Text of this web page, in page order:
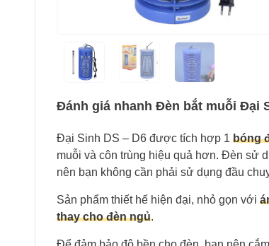
Đánh giá nhanh Đèn bắt muỗi Đại
Đại Sinh DS – D6 được tích hợp 1 bóng
muỗi và côn trùng hiệu quả hơn. Đèn sử
nên bạn không cần phải sử dụng đầu
Sản phẩm thiết hế hiện đại, nhỏ gọn với
thay cho đèn ngủ.